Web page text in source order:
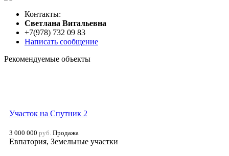
Контакты:
Cветлана Витальевна
+7(978) 732 09 83
Написать сообщение
Рекомендуемые объекты
Участок на Спутник 2
3 000 000 руб. Продажа
Евпатория, Земельные участки